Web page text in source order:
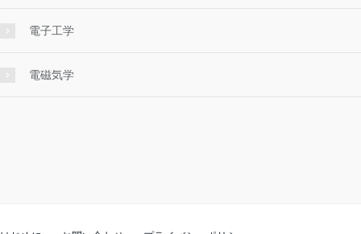
電子工学
電磁気学